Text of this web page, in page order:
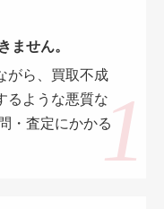
ません。
がら、買取不成
るような悪質な
・査定にかかる